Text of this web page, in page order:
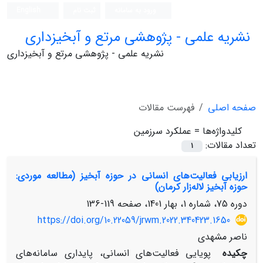
نشریه علمی - پژوهشی مرتع و آبخیزداری
نشریه علمی - پژوهشی مرتع و آبخیزداری
صفحه اصلی
فهرست مقالات
کلیدواژه‌ها = عملکرد سرزمین
تعداد مقالات:
1
ارزیابی فعالیت‌های انسانی در حوزه آبخیز (مطالعه موردی:
حوزه آبخیز لاله‌زار کرمان)
دوره 75، شماره 1، بهار 1401، صفحه
119-136
https://doi.org/10.22059/jrwm.2022.340423.1650
ناصر مشهدی
چکیده
پویایی فعالیت‌های انسانی، پایداری سامانه‌های